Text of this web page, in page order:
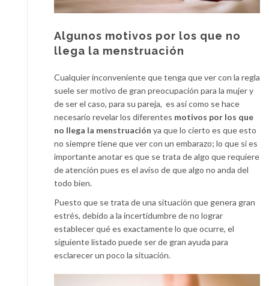
Algunos motivos por los que no
llega la menstruación
Cualquier inconveniente que tenga que ver con la regla
suele ser motivo de gran preocupación para la mujer y
de ser el caso, para su pareja, es así como se hace
necesario revelar los diferentes motivos por los que
no llega la menstruación ya que lo cierto es que esto
no siempre tiene que ver con un embarazo; lo que si es
importante anotar es que se trata de algo que requiere
de atención pues es el aviso de que algo no anda del
todo bien.
Puesto que se trata de una situación que genera gran
estrés, debido a la incertidumbre de no lograr
establecer qué es exactamente lo que ocurre, el
siguiente listado puede ser de gran ayuda para
esclarecer un poco la situación.